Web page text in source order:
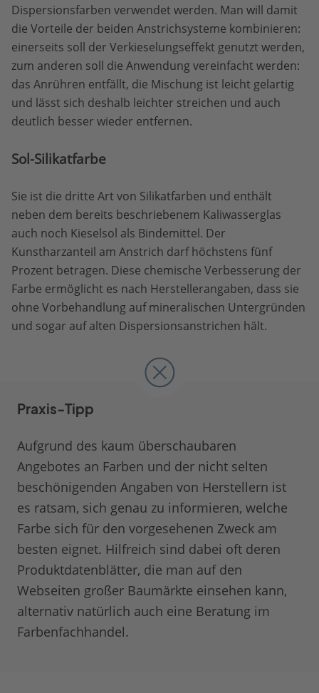
Dispersionsfarben verwendet werden. Man will damit
die Vorteile der beiden Anstrichsysteme kombinieren:
einerseits soll der Verkieselungseffekt genutzt werden,
zum anderen soll die Anwendung vereinfacht werden:
das Anrühren entfällt, die Mischung ist leicht gelartig
und lässt sich deshalb leichter streichen und auch
deutlich besser wieder entfernen.
Sol-Silikatfarbe
Sie ist die dritte Art von Silikatfarben und enthält
neben dem bereits beschriebenem Kaliwasserglas
auch noch Kieselsol als Bindemittel. Der
Kunstharzanteil am Anstrich darf höchstens fünf
Prozent betragen. Diese chemische Verbesserung der
Farbe ermöglicht es nach Herstellerangaben, dass sie
ohne Vorbehandlung auf mineralischen Untergründen
und sogar auf alten Dispersionsanstrichen hält.
Praxis-Tipp
Aufgrund des kaum überschaubaren
Angebotes an Farben und der nicht selten
beschönigenden Angaben von Herstellern ist
es ratsam, sich genau zu informieren, welche
Farbe sich für den vorgesehenen Zweck am
besten eignet. Hilfreich sind dabei oft deren
Produktdatenblätter, die man auf den
Webseiten großer Baumärkte einsehen kann,
alternativ natürlich auch eine Beratung im
Farbenfachhandel.